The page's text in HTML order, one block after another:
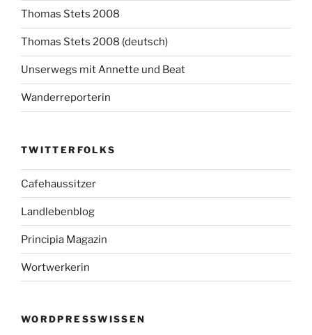
Thomas Stets 2008
Thomas Stets 2008 (deutsch)
Unserwegs mit Annette und Beat
Wanderreporterin
TWITTERFOLKS
Cafehaussitzer
Landlebenblog
Principia Magazin
Wortwerkerin
WORDPRESSWISSEN